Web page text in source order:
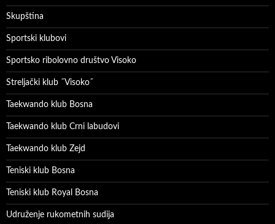
Skupština
Sportski klubovi
Sportsko ribolovno društvo Visoko
Streljački klub ˝Visoko˝
Taekwando klub Bosna
Taekwando klub Crni labudovi
Taekwando klub Zejd
Teniski klub Bosna
Teniski klub Royal Bosna
Udruženje rukometnih sudija